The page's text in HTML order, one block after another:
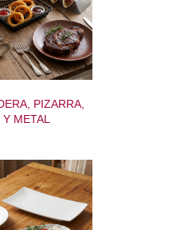
PIZARRA,
METAL